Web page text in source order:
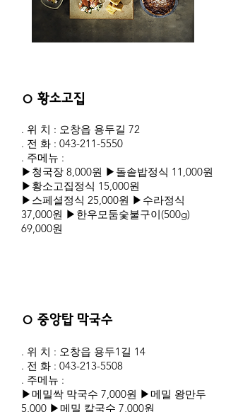
○ 황소고집
. 위 치 : 오창읍 용두길 72
. 전 화 : 043-211-5550
. 주메뉴 :
▶청국장 8,000원 ▶돌솥밥정식 11,000원
▶황소고집정식 15,000원
▶스페셜정식 25,000원 ▶수라정식
37,000원 ▶한우모둠숯불구이(500g)
69,000원
○ 중앙탑 막국수
. 위 치 : 오창읍 용두1길 14
. 전 화 : 043-213-5508
. 주메뉴 :
▶메밀싹 막국수 7,000원 ▶메밀 왕만두
5,000 ▶메밀 칼국수 7,000원